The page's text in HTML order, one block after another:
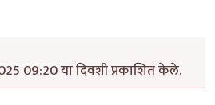
09:20 या दिवशी प्रकाशित केले.